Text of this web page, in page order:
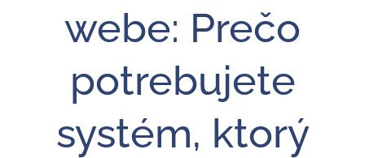
webe: Prečo
potrebujete
systém, ktorý